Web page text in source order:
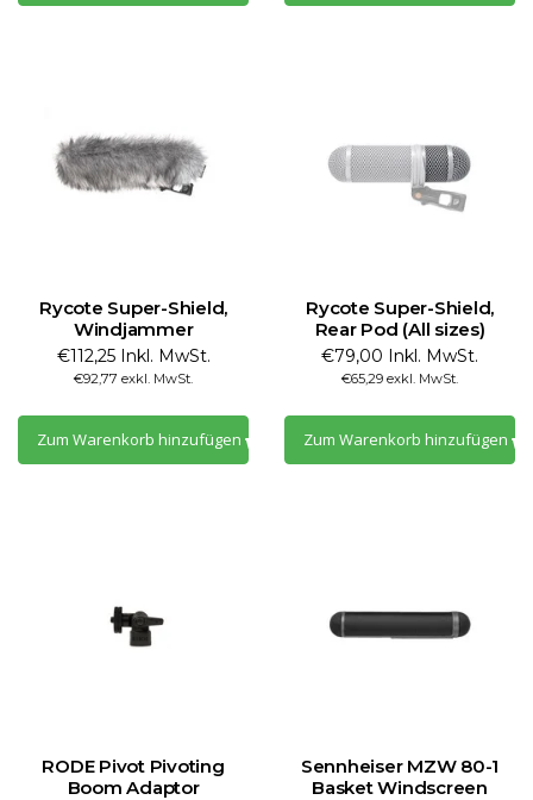
Rycote Super-Shield,
Windjammer
€112,25 Inkl. MwSt.
€92,77 exkl. MwSt.
Zum Warenkorb hinzufügen
Rycote Super-Shield,
Rear Pod (All sizes)
€79,00 Inkl. MwSt.
€65,29 exkl. MwSt.
Zum Warenkorb hinzufügen
RODE Pivot Pivoting
Boom Adaptor
Sennheiser MZW 80-1
Basket Windscreen